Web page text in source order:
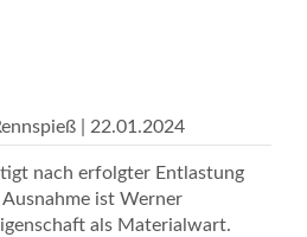
| 22.01.2024
nach erfolgter Entlastung
ist Werner
als Materialwart.